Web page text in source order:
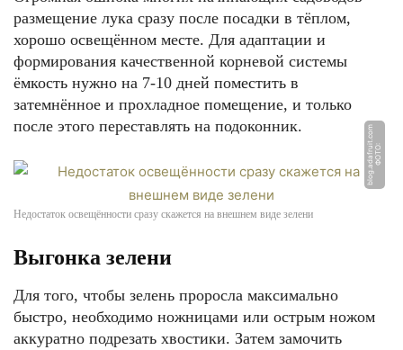
размещение лука сразу после посадки в тёплом,
хорошо освещённом месте. Для адаптации и
формирования качественной корневой системы
ёмкость нужно на 7-10 дней поместить в
затемнённое и прохладное помещение, и только
после этого переставлять на подоконник.
Ф
О
Т
О:
bl
o
g.
a
d
a
f
r
ui
t.
c
o
m
Недостаток освещённости сразу скажется на внешнем виде зелени
Выгонка зелени
Для того, чтобы зелень проросла максимально
быстро, необходимо ножницами или острым ножом
аккуратно подрезать хвостики. Затем замочить